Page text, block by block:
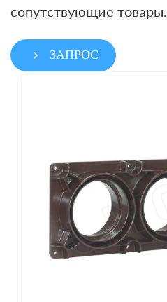
сопутствующие товары.
ЗАПРОС